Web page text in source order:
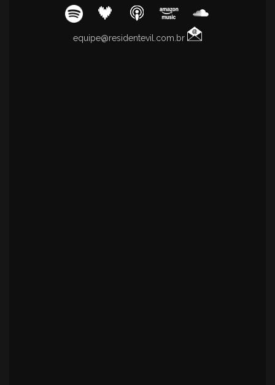
equipe@residentevil.com.br